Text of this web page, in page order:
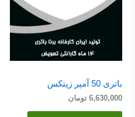
باتری 50 آمپر زیتکس
6,630,000 تومان